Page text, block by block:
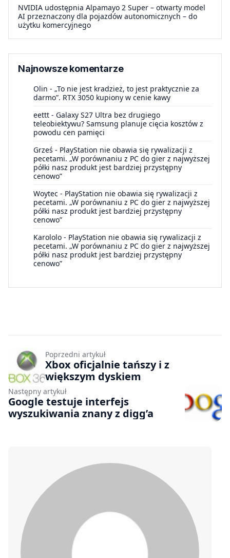
NVIDIA udostępnia Alpamayo 2 Super – otwarty model
AI przeznaczony dla pojazdów autonomicznych – do
użytku komercyjnego
Najnowsze komentarze
Olin - „To nie jest kradzież, to jest praktycznie za
darmo”. RTX 3050 kupiony w cenie kawy
eettt - Galaxy S27 Ultra bez drugiego
teleobiektywu? Samsung planuje cięcia kosztów z
powodu cen pamięci
Grześ - PlayStation nie obawia się rywalizacji z
pecetami. „W porównaniu z PC do gier z najwyższej
półki nasz produkt jest bardziej przystępny
cenowo”
Woytec - PlayStation nie obawia się rywalizacji z
pecetami. „W porównaniu z PC do gier z najwyższej
półki nasz produkt jest bardziej przystępny
cenowo”
Karololo - PlayStation nie obawia się rywalizacji z
pecetami. „W porównaniu z PC do gier z najwyższej
półki nasz produkt jest bardziej przystępny
cenowo”
Poprzedni artykuł
Xbox oficjalnie tańszy i z
większym dyskiem
Następny artykuł
Google testuje interfejs
wyszukiwania znany z digg’a